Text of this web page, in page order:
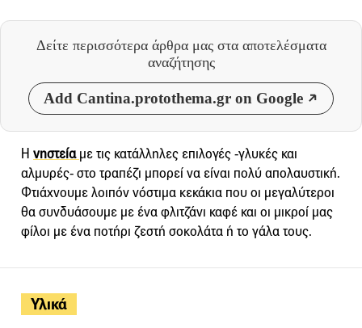
Δείτε περισσότερα άρθρα μας στα αποτελέσματα
αναζήτησης
Add Cantina.protothema.gr on Google
Υλικά
Η νηστείαμε τις κατάλληλες επιλογές -γλυκές και
αλμυρές- στο τραπέζι μπορεί να είναι πολύ απολαυστική.
Φτιάχνουμε λοιπόν νόστιμα κεκάκια που οι μεγαλύτεροι
θα συνδυάσουμε με ένα φλιτζάνι καφέ και οι μικροί μας
φίλοι με ένα ποτήρι ζεστή σοκολάτα ή το γάλα τους.